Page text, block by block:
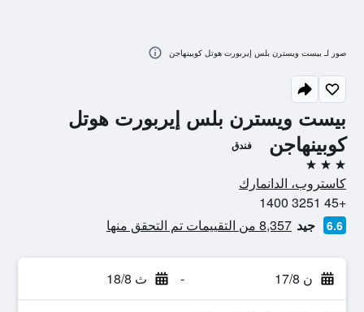
بيست ويسترن بلس إيربورت هوتل
كوبينهاجن
فندق
3 نجوم
كاستروب، الدانمارك
+45 3251 1400
6.6 جيد 8,357 من التقييمات تم التحقق منها
ن 17/8 - ث 18/8
صور لـ بيست ويسترن بلس إيربورت هوتل كوبينهاجن